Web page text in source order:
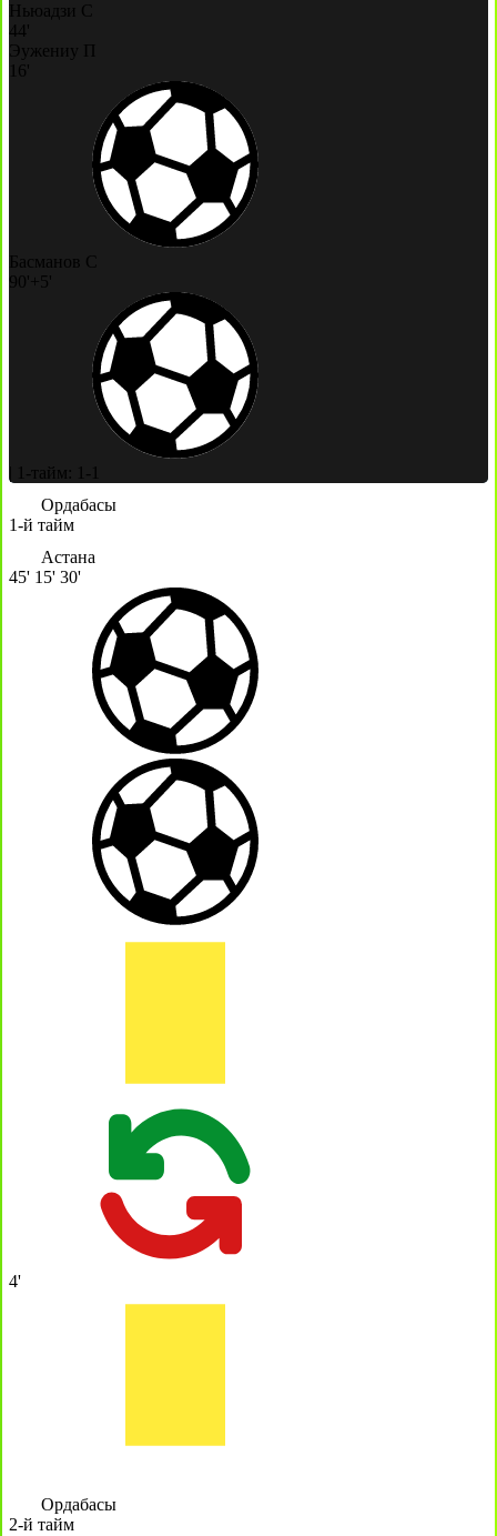
Ньюадзи С
44'
Эужениу П
16'
Басманов С
90'+5'
1-тайм: 1-1
Ордабасы
1-й тайм
Астана
45' 15' 30'
4'
Ордабасы
2-й тайм